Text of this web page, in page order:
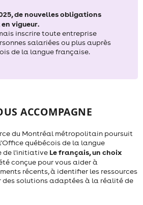
de nouvelles obligations
vigueur.
inscrire toute entreprise
salariées ou plus auprès
de la langue française.
ACCOMPAGNE
du Montréal métropolitain poursuit
québécois de la langue
de l'initiative Le français, un choix
conçue pour vous aider à
récents, à identifier les ressources
des solutions adaptées à la réalité de